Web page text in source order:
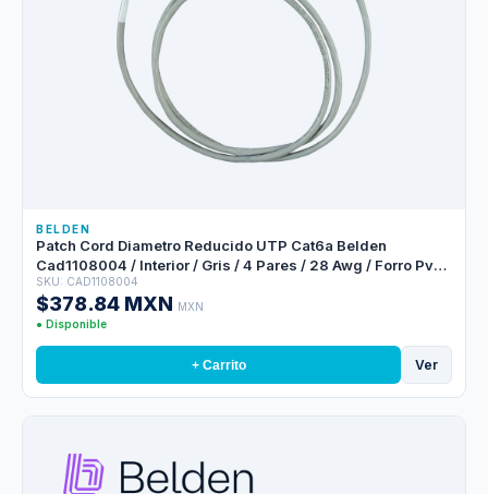
BELDEN
Patch Cord Diametro Reducido UTP Cat6a Belden
Cad1108004 / Interior / Gris / 4 Pares / 28 Awg / Forro Pvc /
Cmr / 4 Pies 1.2 Metros
SKU: CAD1108004
$378.84 MXN MXN
● Disponible
+ Carrito Ver